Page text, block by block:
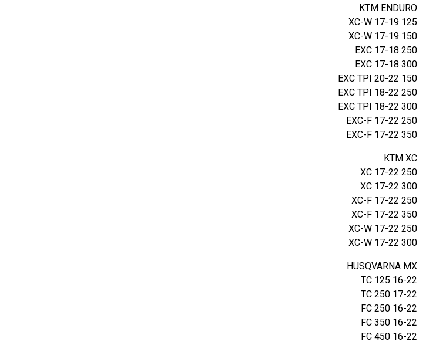
KTM ENDURO
125 XC-W 17-19
150 XC-W 17-19
250 EXC 17-18
300 EXC 17-18
150 EXC TPI 20-22
250 EXC TPI 18-22
300 EXC TPI 18-22
250 EXC-F 17-22
350 EXC-F 17-22
KTM XC
250 XC 17-22
300 XC 17-22
250 XC-F 17-22
350 XC-F 17-22
250 XC-W 17-22
300 XC-W 17-22
HUSQVARNA MX
TC 125 16-22
TC 250 17-22
FC 250 16-22
FC 350 16-22
FC 450 16-22